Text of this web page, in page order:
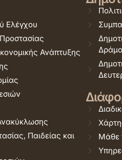
Ελέγχου
Ανάπτυξης
Παιδείας και
Μάθε